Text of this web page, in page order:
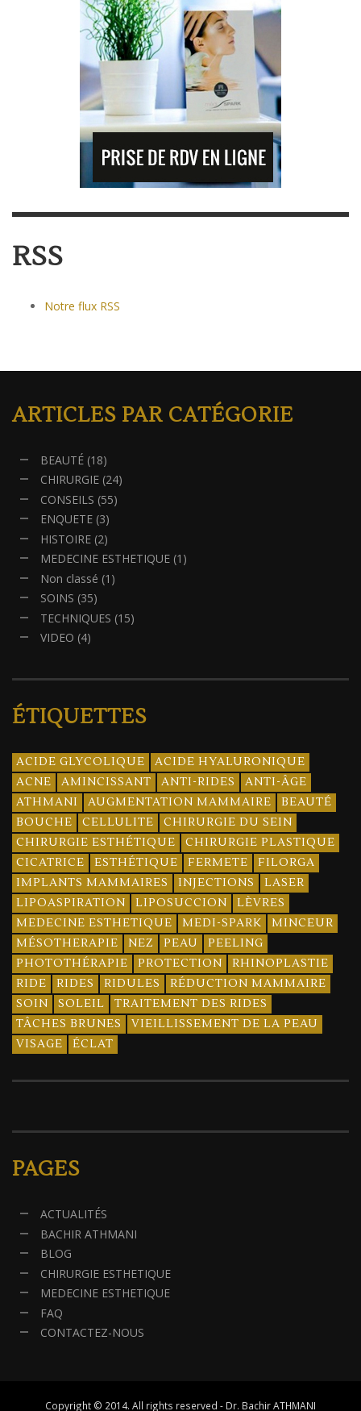
RSS
Notre flux RSS
ARTICLES PAR CATÉGORIE
BEAUTÉ (18)
CHIRURGIE (24)
CONSEILS (55)
ENQUETE (3)
HISTOIRE (2)
MEDECINE ESTHETIQUE (1)
Non classé (1)
SOINS (35)
TECHNIQUES (15)
VIDEO (4)
ÉTIQUETTES
ACIDE GLYCOLIQUE
ACIDE HYALURONIQUE
ACNE
AMINCISSANT ANTI-RIDES
ANTI-ÂGE
ATHMANI
AUGMENTATION MAMMAIRE
BEAUTÉ
BOUCHE
CELLULITE
CHIRURGIE DU SEIN
CHIRURGIE ESTHÉTIQUE
CHIRURGIE PLASTIQUE
CICATRICE
ESTHÉTIQUE FERMETE
FILORGA
IMPLANTS MAMMAIRES
INJECTIONS
LASER
LIPOASPIRATION
LIPOSUCCION
LÈVRES
MEDECINE ESTHETIQUE
MEDI-SPARK
MINCEUR
MÉSOTHERAPIE
NEZ PEAU
PEELING
PHOTOTHÉRAPIE
PROTECTION
RHINOPLASTIE
RIDE
RIDES RIDULES
RÉDUCTION MAMMAIRE
SOIN
SOLEIL
TRAITEMENT DES RIDES
TÂCHES BRUNES
VIEILLISSEMENT DE LA PEAU
VISAGE
ÉCLAT
PAGES
ACTUALITÉS
BACHIR ATHMANI
BLOG
CHIRURGIE ESTHETIQUE
MEDECINE ESTHETIQUE
FAQ
CONTACTEZ-NOUS
Copyright © 2014. All rights reserved - Dr. Bachir ATHMANI